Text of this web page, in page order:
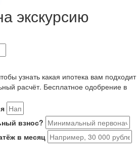
экскурсию
узнать какая ипотека вам подходит
расчёт. Бесплатное одобрение в
взнос?
в месяц